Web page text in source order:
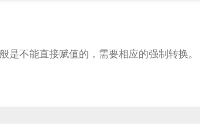
是不能直接赋值的，需要相应的强制转换。